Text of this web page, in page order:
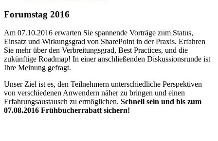
Forumstag 2016
Am 07.10.2016 erwarten Sie spannende Vorträge zum Status,
Einsatz und Wirkungsgrad von SharePoint in der Praxis. Erfahren
Sie mehr über den Verbreitungsgrad, Best Practices, und die
zukünftige Roadmap! In einer anschließenden Diskussionsrunde ist
Ihre Meinung gefragt.
Unser Ziel ist es, den Teilnehmern unterschiedliche Perspektiven
von verschiedenen Anwendern näher zu bringen und einen
Erfahrungsaustausch zu ermöglichen. Schnell sein und bis zum
07.08.2016 Frühbucherrabatt sichern!